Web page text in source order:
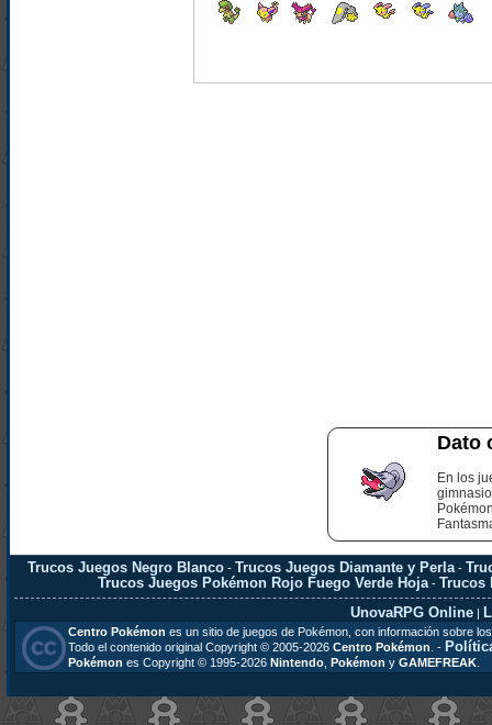
Dato
En los
Trucos Juegos Negro Blanco -Trucos Juegos Diamante y Perla -
Trucos Juegos Pokémon Rojo Fuego Verde Hoja -Trucos
UnovaRPG Online |
Centro Pokémon es un sitio de juegos de Pokémon, con información sobre
Todo el contenido original Copyright © 2005-2026 Centro Pokémon . -
Pokémon es Copyright © 1995-2026 Nintendo, Pokémon y GAMEFREAK.